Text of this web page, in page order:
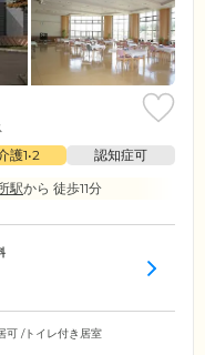
護1•2
認知症可
駅から 徒歩11分
可 /トイレ付き居室